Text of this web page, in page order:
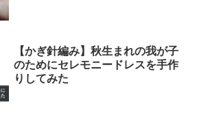
【かぎ針編み】秋生まれの我が子
のためにセレモニードレスを手作
りしてみた